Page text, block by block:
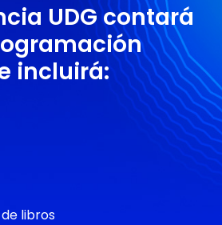
UDG contará
incluirá:
libros